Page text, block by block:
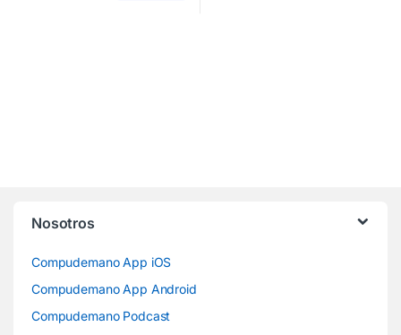
Nosotros
Compudemano App iOS
Compudemano App Android
Compudemano Podcast